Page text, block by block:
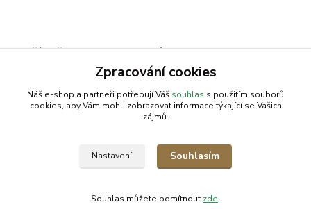
Zboží zařazeno v kategoriích
Příslušenství | PUBERTZpracování cookies
Náš e-shop a partneři potřebují Váš souhlas s použitím souborů
cookies, aby Vám mohli zobrazovat informace týkající se Vašich
zájmů.
Nastavení Souhlasím
Souhlas můžete odmítnout zde.